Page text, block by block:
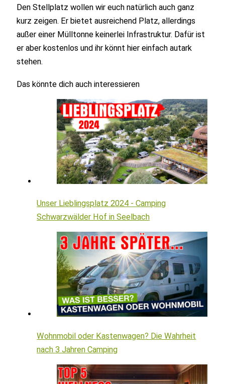
Den Stellplatz wollen wir euch natürlich auch ganz
kurz zeigen. Er bietet ausreichend Platz, allerdings
außer einer Mülltonne keinerlei Infrastruktur. Dafür ist
er aber kostenlos und ihr könnt hier einfach autark
stehen.
Das könnte dich auch interessieren
Unser Lieblingsplatz 2024 - Camping
Schwarzwälder Hof in Seelbach
Wohnmobil oder Kastenwagen? Die Wahrheit
nach 3 Jahren Camping